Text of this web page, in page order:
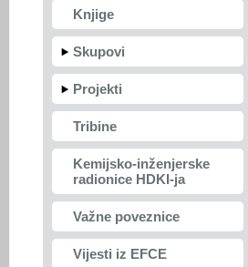
Knjige
Skupovi
Projekti
Tribine
Kemijsko-inženjerske
radionice HDKI-ja
Važne poveznice
Vijesti iz EFCE